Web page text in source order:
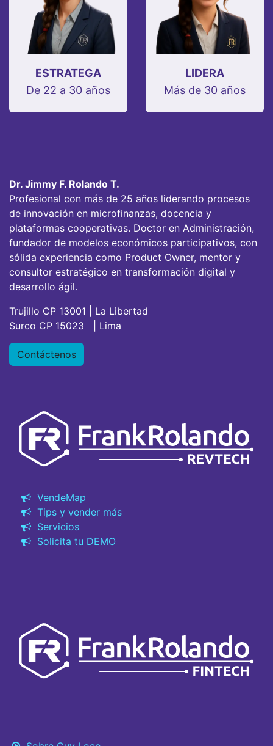
ESTRATEGA
De 22 a 30 años
LIDERA
Más de 30 años
Dr. Jimmy F. Rolando T.
Profesional con más de 25 años liderando procesos
de innovación en microfinanzas, docencia y
plataformas cooperativas. Doctor en Administración,
fundador de modelos económicos participativos, con
sólida experiencia como Product Owner, mentor y
consultor estratégico en transformación digital y
desarrollo ágil.
Trujillo CP 13001 | La Libertad
Surco CP 15023 | Lima
Contáctenos
VendeMap
Tips y vender más
Servicios
Solicita tu DEMO